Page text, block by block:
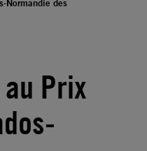
Normandie des
Prix